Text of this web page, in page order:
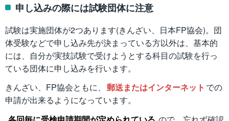
申し込みの際には試験団体に注意
試験は実施団体が2つあります(きんざい、日本FP協会)。団
体受験などで申し込み先が決まっている方以外は、基本的
には、自分が実技試験で受けようとする科目の試験を行っ
ている団体に申し込みを行います。
きんざい、FP協会ともに、 郵送またはインターネット での
申請が出来るようになっています。